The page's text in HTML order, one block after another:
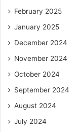
February 2025
January 2025
December 2024
November 2024
October 2024
September 2024
August 2024
July 2024